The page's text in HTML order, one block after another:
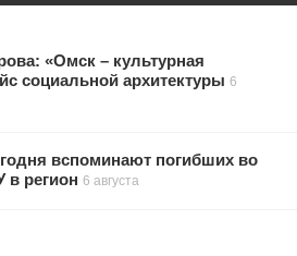
«Омск – культурная
социальной архитектуры 6
вспоминают погибших во
в регион 6 августа